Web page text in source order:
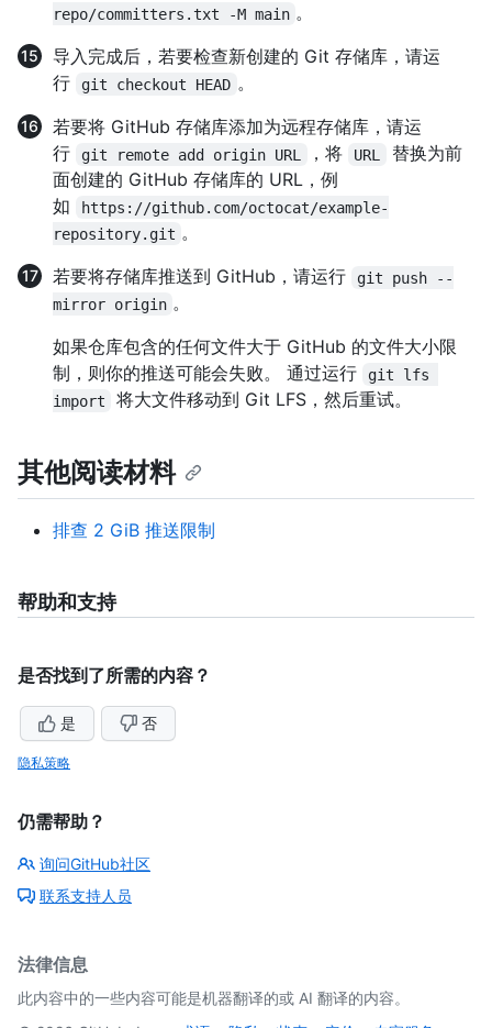
repo/committers.txt -M main 。
导入完成后，若要检查新创建的 Git 存储库，请运
行
git checkout HEAD 。
若要将 GitHub 存储库添加为远程存储库，请运
行
git remote add origin URL ，将 URL
替换为前
面创建的 GitHub 存储库的 URL，例
如
https://github.com/octocat/example-
repository.git 。
若要将存储库推送到 GitHub，请运行
git push --
mirror origin 。
如果仓库包含的任何文件大于 GitHub 的文件大小限
制，则你的推送可能会失败。 通过运行
git lfs
import
将大文件移动到 Git LFS，然后重试。
其他阅读材料
排查 2 GiB 推送限制
帮助和支持
是否找到了所需的内容？
是 否
隐私策略
仍需帮助？
询问GitHub社区
联系支持人员
法律信息
此内容中的一些内容可能是机器翻译的或 AI 翻译的内容。